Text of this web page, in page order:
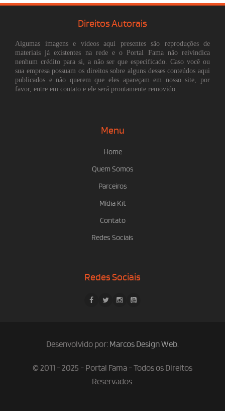
Direitos Autorais
Algumas imagens e vídeos aqui presentes são reproduções de
materiais já existentes na rede e o Portal Fama não reivindica
nenhum crédito para si, a não ser que especificado. Caso você ou
sua empresa possuam os direitos sobre alguns desses conteúdos aqui
publicados e não querem que eles apareçam em nosso site, por
favor, entre em contato e ele será prontamente removido.
Menu
Home
Quem Somos
Parceiros
Mídia Kit
Contato
Redes Sociais
Redes Sociais
Desenvolvido por: Marcos Design Web.
© 2011 - 2025 - Portal Fama - Todos os Direitos
Reservados.